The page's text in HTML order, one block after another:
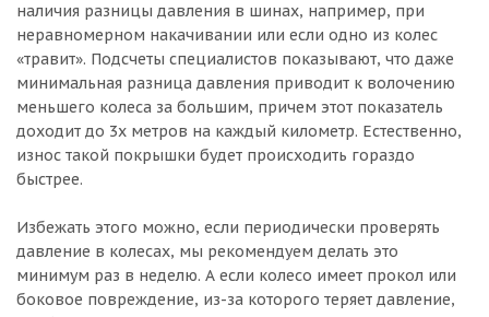
наличия разницы давления в шинах, например, при
неравномерном накачивании или если одно из колес
«травит». Подсчеты специалистов показывают, что даже
минимальная разница давления приводит к волочению
меньшего колеса за большим, причем этот показатель
доходит до 3х метров на каждый километр. Естественно,
износ такой покрышки будет происходить гораздо
быстрее.
Избежать этого можно, если периодически проверять
давление в колесах, мы рекомендуем делать это
минимум раз в неделю. А если колесо имеет прокол или
боковое повреждение, из-за которого теряет давление,